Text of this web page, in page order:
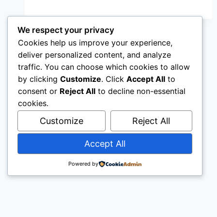
YANG
RELEVAN
DENGAN
DIRI
SENDIRI
We respect your privacy
Cookies help us improve your experience,
deliver personalized content, and analyze
traffic. You can choose which cookies to allow
by clicking Customize. Click Accept All to
consent or Reject All to decline non-essential
cookies.
Customize Reject All
Accept All
Powered by